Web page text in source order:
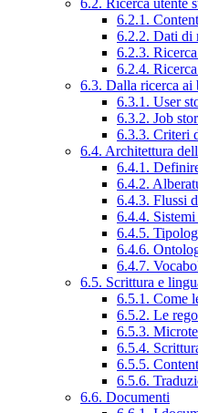
6.2. Ricerca utente
6.2.1.
6.2.2. Dati di
6.2.3.
6.2.4.
6.3. Dalla ricerca ai
6.3.1. User
6.3.2. Job
6.3.3. Criteri
6.4. Architettura
6.4.1.
6.4.2.
6.4.3. Flussi
6.4.4.
6.4.5.
6.4.6.
6.4.7.
6.5. Scrittura e
6.5.1. Come
6.5.2. Le
6.5.3.
6.5.4.
6.5.5.
6.5.6.
6.6. Documenti